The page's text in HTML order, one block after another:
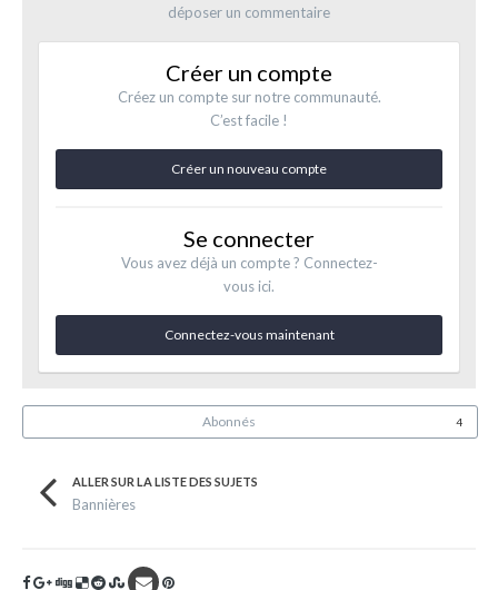
déposer un commentaire
Créer un compte
Créez un compte sur notre communauté.
C’est facile !
Créer un nouveau compte
Se connecter
Vous avez déjà un compte ? Connectez-
vous ici.
Connectez-vous maintenant
Abonnés 4
ALLER SUR LA LISTE DES SUJETS
Bannières